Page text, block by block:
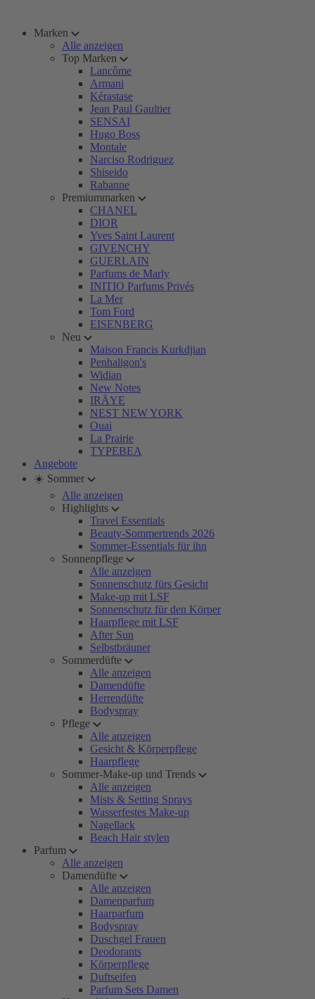
Marken
Alle anzeigen
Top Marken
Lancôme
Armani
Kérastase
Jean Paul Gaultier
SENSAI
Hugo Boss
Montale
Narciso Rodriguez
Shiseido
Rabanne
Premiummarken
CHANEL
DIOR
Yves Saint Laurent
GIVENCHY
GUERLAIN
Parfums de Marly
INITIO Parfums Privés
La Mer
Tom Ford
EISENBERG
Neu
Maison Francis Kurkdjian
Penhaligon's
Widian
New Notes
IRÄYE
NEST NEW YORK
Ouai
La Prairie
TYPEBEA
Angebote
☀️ Sommer
Alle anzeigen
Highlights
Travel Essentials
Beauty-Sommertrends 2026
Sommer-Essentials für ihn
Sonnenpflege
Alle anzeigen
Sonnenschutz fürs Gesicht
Make-up mit LSF
Sonnenschutz für den Körper
Haarpflege mit LSF
After Sun
Selbstbräuner
Sommerdüfte
Alle anzeigen
Damendüfte
Herrendüfte
Bodyspray
Pflege
Alle anzeigen
Gesicht & Körperpflege
Haarpflege
Sommer-Make-up und Trends
Alle anzeigen
Mists & Setting Sprays
Wasserfestes Make-up
Nagellack
Beach Hair stylen
Parfum
Alle anzeigen
Damendüfte
Alle anzeigen
Damenparfum
Haarparfum
Bodyspray
Duschgel Frauen
Deodorants
Körperpflege
Duftseifen
Parfum Sets Damen